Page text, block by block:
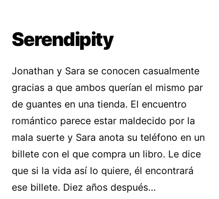
Serendipity
Jonathan y Sara se conocen casualmente
gracias a que ambos querían el mismo par
de guantes en una tienda. El encuentro
romántico parece estar maldecido por la
mala suerte y Sara anota su teléfono en un
billete con el que compra un libro. Le dice
que si la vida así lo quiere, él encontrará
ese billete. Diez años después…